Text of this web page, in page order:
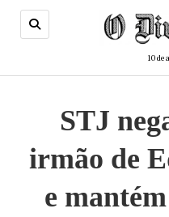
10 de
STJ
irmão de
e